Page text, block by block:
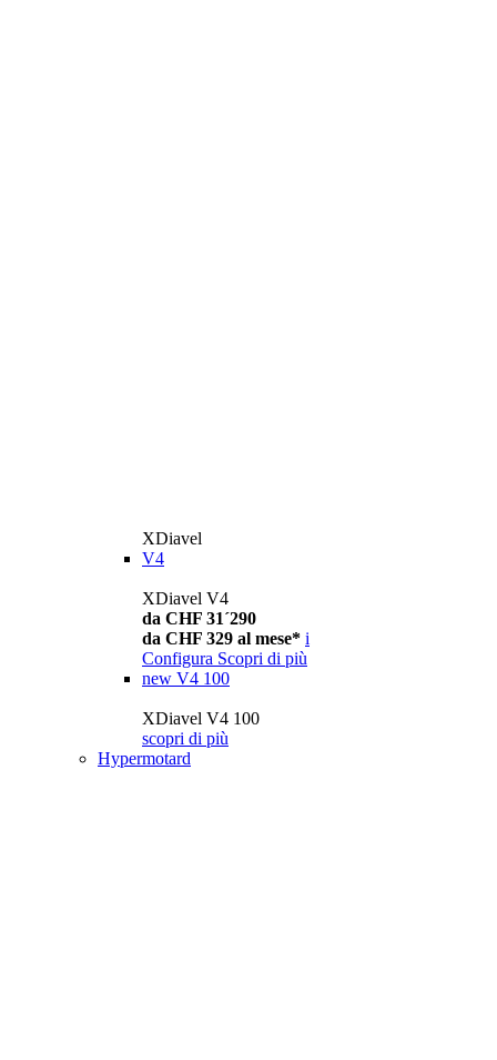
XDiavel
V4
XDiavel V4
da CHF 31´290
da CHF 329 al mese* i
Configura Scopri di più
new V4 100
XDiavel V4 100
scopri di più
Hypermotard